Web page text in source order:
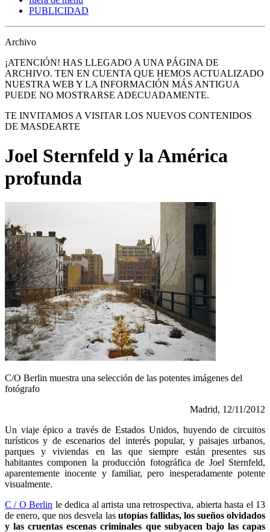
PUBLICIDAD
Archivo
¡ATENCIÓN! HAS LLEGADO A UNA PÁGINA DE
ARCHIVO. TEN EN CUENTA QUE HEMOS ACTUALIZADO
NUESTRA WEB Y LA INFORMACIÓN MÁS ANTIGUA
PUEDE NO MOSTRARSE ADECUADAMENTE.
TE INVITAMOS A VISITAR LOS NUEVOS CONTENIDOS
DE MASDEARTE
Joel Sternfeld y la América
profunda
C/O Berlin muestra una selección de las potentes imágenes del
fotógrafo
Madrid, 12/11/2012
Un viaje épico a través de Estados Unidos, huyendo de circuitos
turísticos y de escenarios del interés popular, y paisajes urbanos,
parques y viviendas en las que siempre están presentes sus
habitantes componen la producción fotográfica de Joel Sternfeld,
aparentemente inocente y familiar, pero inesperadamente potente
visualmente.
C / O Berlin le dedica al artista una retrospectiva, abierta hasta el 13
de enero, que nos desvela las utopías fallidas, los sueños olvidados
y las cruentas escenas criminales que subyacen bajo las capas